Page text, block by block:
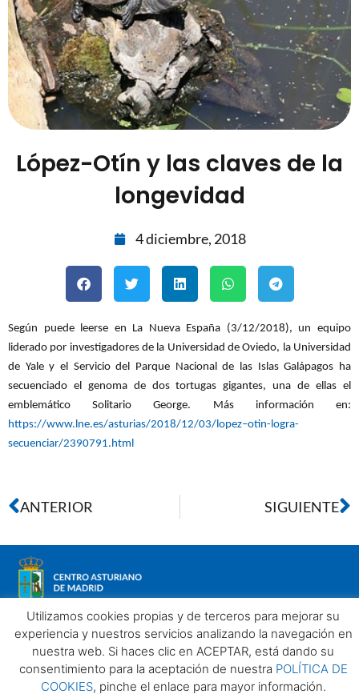
López-Otín y las claves de la
longevidad
4 diciembre, 2018
Según puede leerse en La Nueva España (3/12/2018), un equipo
liderado por investigadores de la Universidad de Oviedo, la Universidad
de Yale y el Servicio del Parque Nacional de las Islas Galápagos ha
secuenciado el genoma de dos tortugas gigantes, una de ellas el
emblemático Solitario George. Más información en:
https://www.lne.es/asturias/2018/12/03/lopez–otin-logra-
secuenciar/2390791.html
ANTERIOR SIGUIENTE
Aviso legalPolítica de privacidadPolítica de Cookies
Centro Asturiano de Madrid. Todos los derechos reservados
Utilizamos cookies propias y de terceros para mejorar su
experiencia y nuestros servicios analizando la navegación en
nuestra web. Si haces clic en ACEPTAR, está dando su
consentimiento para la aceptación de nuestra POLÍTICA DE
COOKIES, pinche el enlace para mayor información.